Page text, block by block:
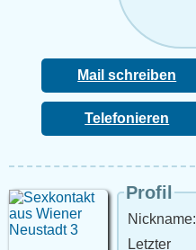
Mail schreiben
Telefonieren
Profil
Nickname:
Letzter